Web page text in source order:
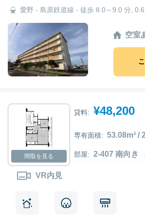
愛野 - 島原鉄道線 - 徒歩 8.0～9.0 分,
空室
間取を見る
VR内見
貸料: ¥48,200
専有面積: 53.08m² /
部屋: 2-407 南向き